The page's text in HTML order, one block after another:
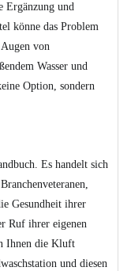
Ergänzung und
könne das Problem
von
Wasser und
Option, sondern
Es handelt sich
Gesundheit ihrer
Ruf ihrer eigenen
Ihnen die Kluft
und diesen